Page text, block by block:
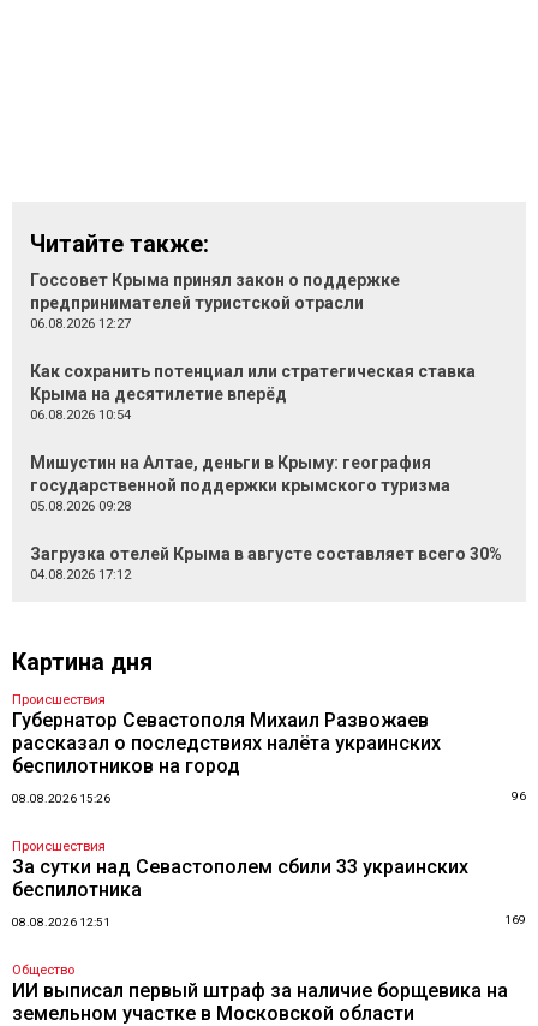
Читайте также:
Госсовет Крыма принял закон о поддержке
предпринимателей туристской отрасли
06.08.2026 12:27
Как сохранить потенциал или стратегическая ставка
Крыма на десятилетие вперёд
06.08.2026 10:54
Мишустин на Алтае, деньги в Крыму: география
государственной поддержки крымского туризма
05.08.2026 09:28
Загрузка отелей Крыма в августе составляет всего 30%
04.08.2026 17:12
Картина дня
Происшествия
Губернатор Севастополя Михаил Развожаев
рассказал о последствиях налёта украинских
беспилотников на город
08.08.2026 15:26 96
Происшествия
За сутки над Севастополем сбили 33 украинских
беспилотника
08.08.2026 12:51 169
Общество
ИИ выписал первый штраф за наличие борщевика на
земельном участке в Московской области